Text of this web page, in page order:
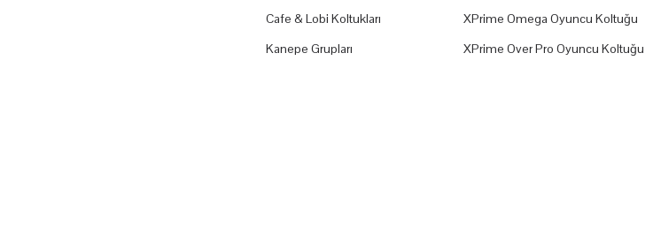
Cafe & Lobi Koltukları
Kanepe Grupları
XPrime Omega Oyuncu Koltuğu
XPrime Over Pro Oyuncu Koltuğu